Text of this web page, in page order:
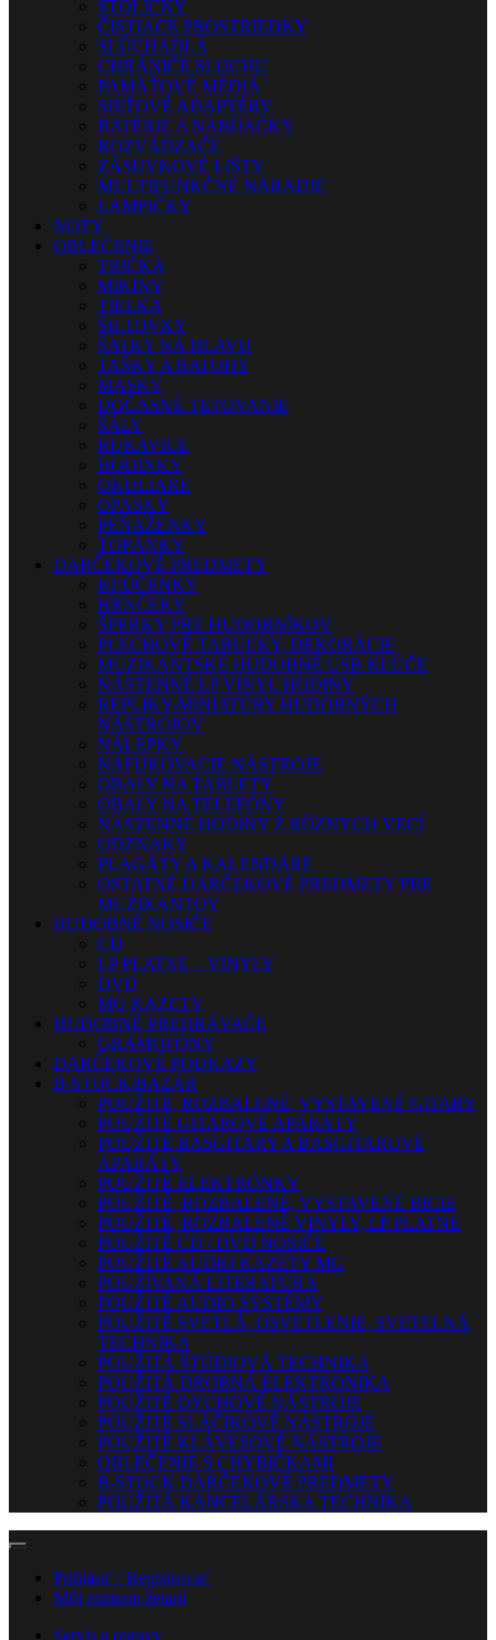
STOLIČKY
ČISTIACE PROSTRIEDKY
SLÚCHADLÁ
CHRÁNIČE SLUCHU
PAMÄŤOVÉ MÉDIÁ
SIEŤOVÉ ADAPTÉRY
BATÉRIE A NABÍJAČKY
ROZVÁDZAČE
ZÁSUVKOVÉ LIŠTY
MULTIFUNKČNÉ NÁRADIE
LAMPIČKY
NOTY
OBLEČENIE
TRIČKÁ
MIKINY
TIELKA
ŠILTOVKY
ŠATKY NA HLAVU
TAŠKY A BATOHY
MASKY
DOČASNÉ TETOVANIE
ŠÁLY
RUKAVICE
HODINKY
OKULIARE
OPASKY
PEŇAŽENKY
TOPÁNKY
DARČEKOVÉ PREDMETY
KĽÚČENKY
HRNČEKY
ŠPERKY PRE HUDOBNÍKOV
PLECHOVÉ TABUĽKY, DEKORÁCIE
MUZIKANTSKÉ HUDOBNÉ USB KĽÚČE
NÁSTENNÉ LP VINYL HODINY
REPLIKY-MINIATÚRY HUDOBNÝCH
NÁSTROJOV
NÁLEPKY
NAFUKOVACIE NÁSTROJE
OBALY NA TABLETY
OBALY NA TELEFÓNY
NÁSTENNÉ HODINY Z RÔZNYCH VECÍ
ODZNAKY
PLAGÁTY A KALENDÁRE
OSTATNÉ DARČEKOVÉ PREDMETY PRE
MUZIKANTOV
HUDOBNÉ NOSIČE
CD
LP PLATNE – VINYLY
DVD
MG KAZETY
HUDOBNÉ PREHRÁVAČE
GRAMOFÓNY
DARČEKOVÉ POUKAZY
B-STOCK/BAZÁR
POUŽITÉ, ROZBALENÉ, VYSTAVENÉ GITARY
POUŽITÉ GITAROVÉ APARÁTY
POUŽITÉ BASGITARY A BASGITAROVÉ
APARÁTY
POUŽITÉ ELEKTRÓNKY
POUŽITÉ, ROZBALENÉ, VYSTAVENÉ BICIE
POUŽITÉ, ROZBALENÉ VINYLY, LP PLATNE
POUŽITÉ CD / DVD NOSIČE
POUŽITÉ AUDIO KAZETY MG
POUŽÍVANÁ LITERATÚRA
POUŽITÉ AUDIO SYSTÉMY
POUŽITÉ SVETLÁ, OSVETLENIE, SVETELNÁ
TECHNIKA
POUŽITÁ ŠTÚDIOVÁ TECHNIKA
POUŽITÁ DROBNÁ ELEKTRONIKA
POUŽITÉ DYCHOVÉ NÁSTROJE
POUŽITÉ SLÁČIKOVÉ NÁSTROJE
POUŽITÉ KLÁVESOVÉ NÁSTROJE
OBLEČENIE S CHYBIČKAMI
B-STOCK DARČEKOVÉ PREDMETY
POUŽITÁ KANCELÁRSKA TECHNIKA
Prihlásiť / Registrovať
Môj zoznam želaní
Servis a opravy